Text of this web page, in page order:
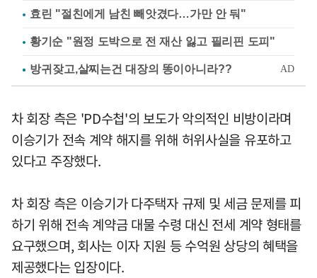
효린 "절친에게 남친 빼앗겼다…가만 안 둬"
황기순 "원정 도박으로 전 재산 잃고 필리핀 도피"
차 회장 측은 'PD수첩'의 보도가 악의적인 비방이라며
이승기가 전속 계약 해지를 위해 허위사실을 유포하고
있다고 주장했다.
차 회장 측은 이승기가 다주택자 규제 및 세금 문제를 피
하기 위해 전속 계약금 대물 수령 대신 전세 계약 형태를
요구했으며, 회사는 이자 지원 등 수억원 상당의 혜택을
제공했다는 입장이다.